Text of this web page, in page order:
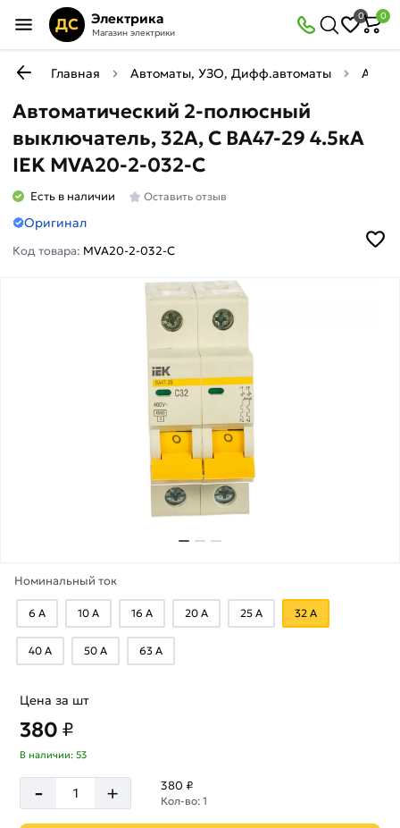
ДС Электрика
Магазин электрики
0 0
Главная Автоматы, УЗО, Дифф.автоматы
Автоматический 2-полюсный
выключатель, 32А, С ВА47-29 4.5кА
IEK MVA20-2-032-C
Есть в наличии Оставить отзыв
Оригинал
Код товара: MVA20-2-032-C
Номинальный ток
6 А 10 А 16 А 20 А 25 А 32 А
40 А 50 А 63 А
Цена за шт
380 ₽
В наличии: 53
- + 380 ₽
Кол-во: 1